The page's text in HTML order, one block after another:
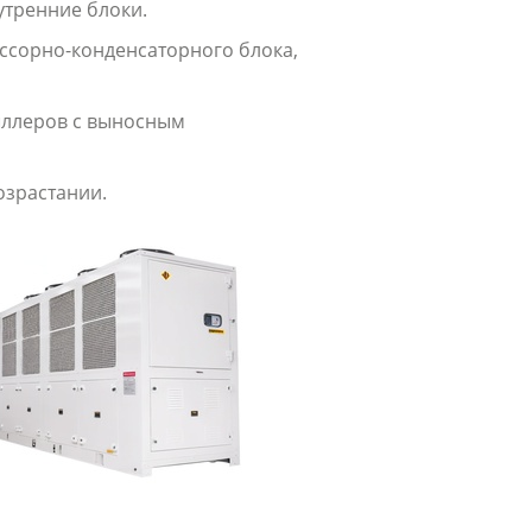
блоки.
конденсаторного блока,
с выносным